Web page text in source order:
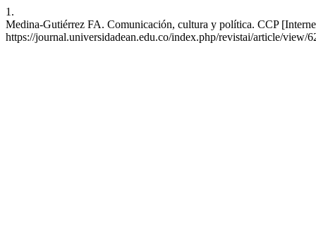
1.
Medina-Gutiérrez FA. Comunicación, cultura y política. CCP
https://journal.universidadean.edu.co/index.php/revistai/article/view/